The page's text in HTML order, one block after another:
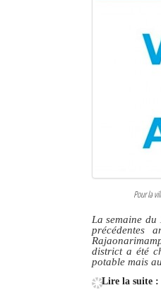
Pour la
La semaine
précédentes
district a été
potable mais
Lire la suite :